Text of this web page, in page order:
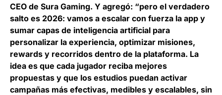
CEO de Sura Gaming. Y agregó: “pero el verdadero
salto es 2026: vamos a escalar con fuerza la app y
sumar capas de inteligencia artificial para
personalizar la experiencia, optimizar misiones,
rewards y recorridos dentro de la plataforma. La
idea es que cada jugador reciba mejores
propuestas y que los estudios puedan activar
campañas más efectivas, medibles y escalables, sin